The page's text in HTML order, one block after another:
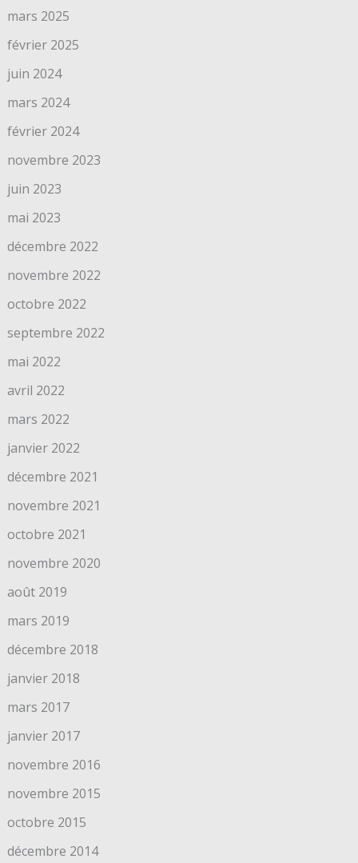
mars 2025
février 2025
juin 2024
mars 2024
février 2024
novembre 2023
juin 2023
mai 2023
décembre 2022
novembre 2022
octobre 2022
septembre 2022
mai 2022
avril 2022
mars 2022
janvier 2022
décembre 2021
novembre 2021
octobre 2021
novembre 2020
août 2019
mars 2019
décembre 2018
janvier 2018
mars 2017
janvier 2017
novembre 2016
novembre 2015
octobre 2015
décembre 2014